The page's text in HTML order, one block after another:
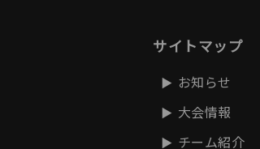
サイトマップ
お知らせ
大会情報
チーム紹介